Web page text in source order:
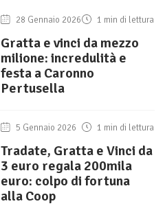
28 Gennaio 2026 1 min di lettura
Gratta e vinci da mezzo
milione: incredulità e
festa a Caronno
Pertusella
5 Gennaio 2026 1 min di lettura
Tradate, Gratta e Vinci da
3 euro regala 200mila
euro: colpo di fortuna
alla Coop